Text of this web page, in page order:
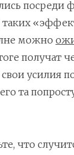
посреди
таких
можно
получат
усилия
та
что